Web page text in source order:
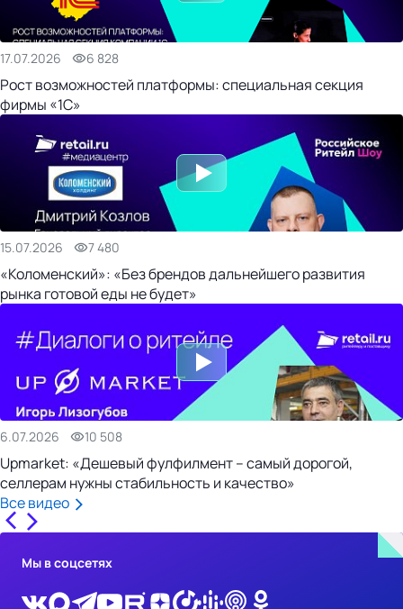
17.07.2026 6 828
Рост возможностей платформы: специальная секция
фирмы «1С»
15.07.2026 7 480
«Коломенский»: «Без брендов дальнейшего развития
рынка готовой еды не будет»
6.07.2026 10 508
Upmarket: «Дешевый фулфилмент – самый дорогой,
селлерам нужны стабильность и качество»
Все видео
Мы в соцсетях